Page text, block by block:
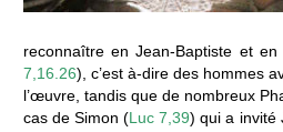
reconnaître en Jean-Baptiste et
7,16.26), c’est à-dire des hommes
l’œuvre, tandis que de nombreux
cas de Simon (Luc 7,39) qui a invité